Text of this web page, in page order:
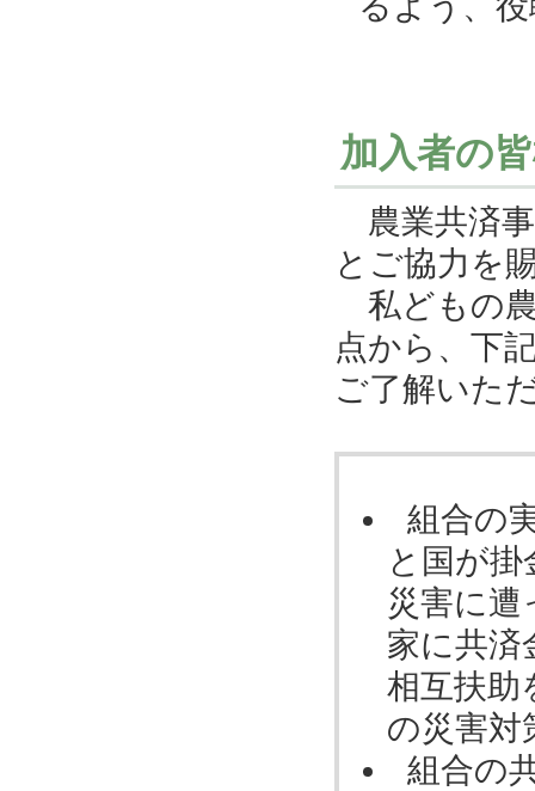
加入者の
農業共済
とご協力を
私どもの
点から、下
ご了解いた
組合の
と国が
災害に遭
家に共済
相互扶助
の災害対
組合の